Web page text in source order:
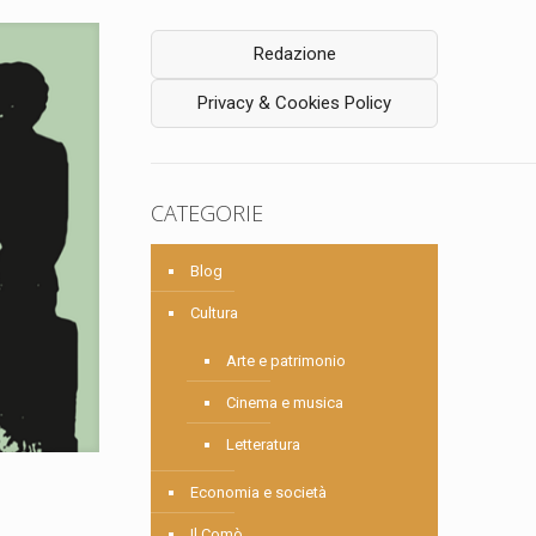
Redazione
Privacy & Cookies Policy
CATEGORIE
Blog
Cultura
Arte e patrimonio
Cinema e musica
Letteratura
Economia e società